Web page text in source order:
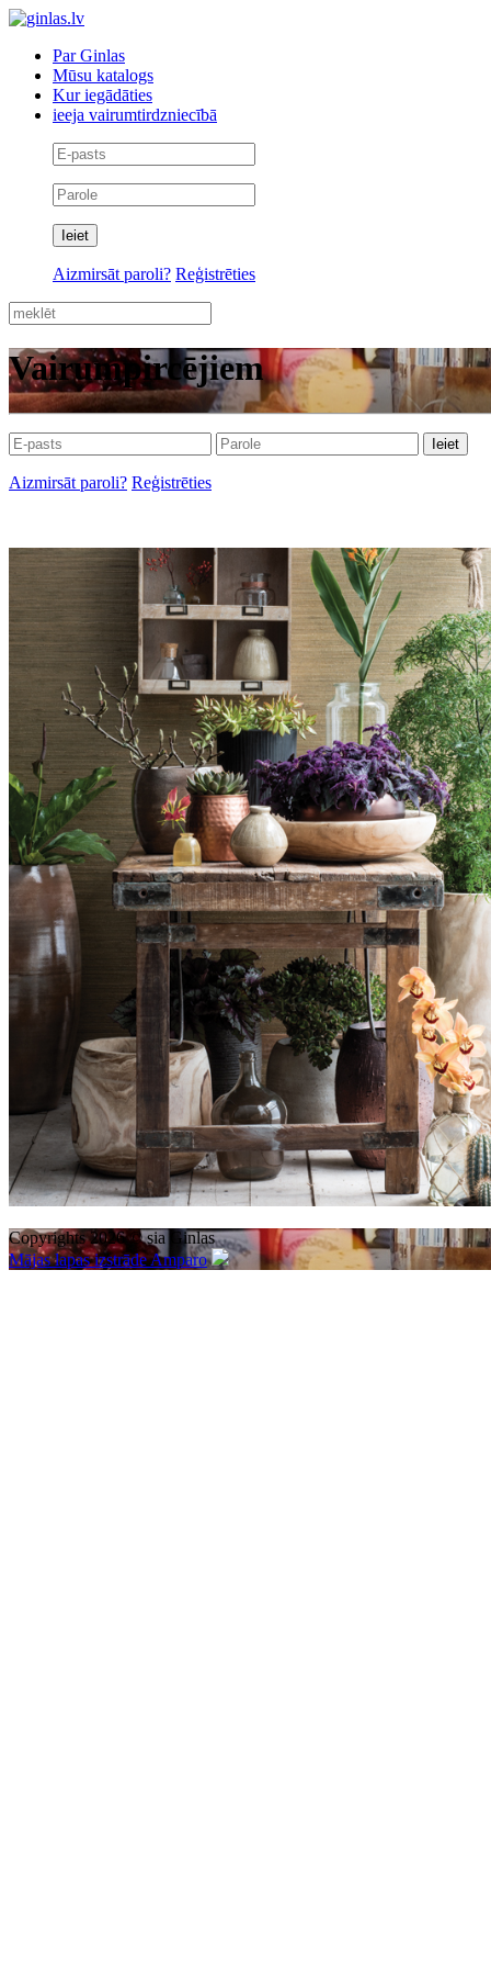
Par Ginlas
Mūsu katalogs
Kur iegādāties
ieeja vairumtirdzniecībā
Aizmirsāt paroli? Reģistrēties
Vairumpircējiem
Aizmirsāt paroli? Reģistrēties
Copyrights 2026 © sia Ginlas
Mājas lapas izstrāde Amparo